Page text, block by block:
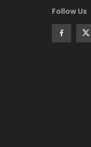
Follow Us